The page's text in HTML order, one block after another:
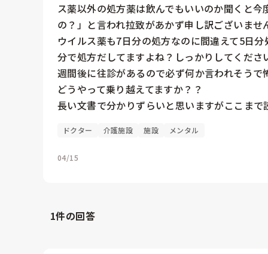
ス薬以外の処方薬は飲んでもいいのか聞くと
の？」と言われ拉致があかず申し訳ございま
ウイルス薬も7日分の処方なのに間違えて5日
分で処方だしてますよね？しっかりしてくだ
週間後に往診があるので必ず何か言われそう
どうやって乗り越えてますか？？
ドクター 介護施設 施設 メンタル
04/15
1件の回答